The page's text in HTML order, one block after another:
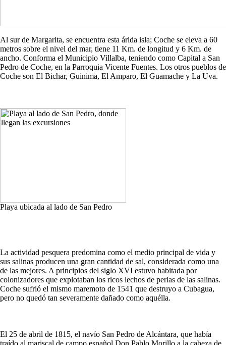
Al sur de Margarita, se encuentra esta árida isla; Coche se eleva a 60
metros sobre el nivel del mar, tiene 11 Km. de longitud y 6 Km. de
ancho. Conforma el Municipio Villalba, teniendo como Capital a San
Pedro de Coche, en la Parroquia Vicente Fuentes. Los otros pueblos de
Coche son El Bichar, Guinima, El Amparo, El Guamache y La Uva.
Playa ubicada al lado de San Pedro
La actividad pesquera predomina como el medio principal de vida y
sus salinas producen una gran cantidad de sal, considerada como una
de las mejores. A principios del siglo XVI estuvo habitada por
colonizadores que explotaban los ricos lechos de perlas de las salinas.
Coche sufrió el mismo maremoto de 1541 que destruyo a Cubagua,
pero no quedó tan severamente dañado como aquélla.
El 25 de abril de 1815, el navío San Pedro de Alcántara, que había
traído al mariscal de campo español Don Pablo Morillo a la cabeza de